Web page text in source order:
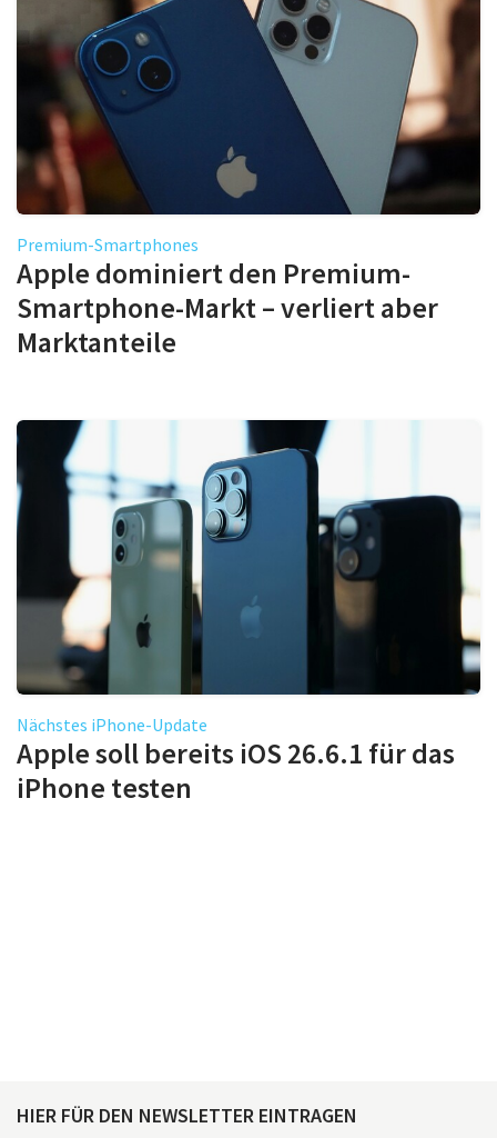
Premium-Smartphones
Apple dominiert den Premium-
Smartphone-Markt – verliert aber
Marktanteile
Nächstes iPhone-Update
Apple soll bereits iOS 26.6.1 für das
iPhone testen
HIER FÜR DEN NEWSLETTER EINTRAGEN